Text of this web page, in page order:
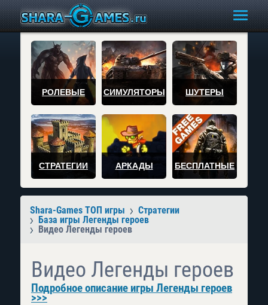
РОЛЕВЫЕ СИМУЛЯТОРЫ ШУТЕРЫ
СТРАТЕГИИ АРКАДЫ БЕСПЛАТНЫЕ
Shara-Games ТОП игры
Стратегии
База игры Легенды героев
Видео Легенды героев
Видео Легенды героев
Подробное описание игры Легенды героев
>>>